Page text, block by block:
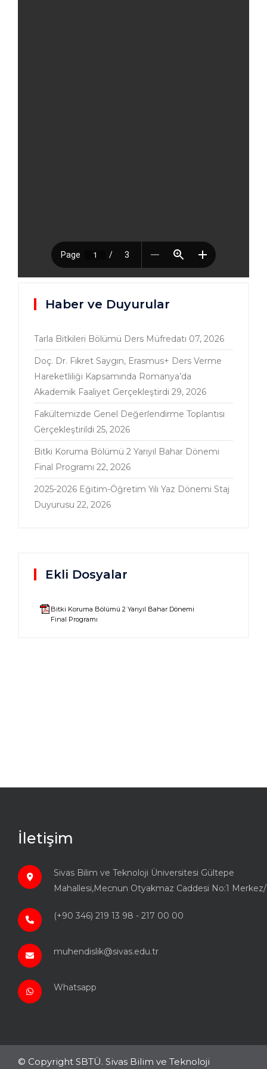
Haber ve Duyurular
Tarla Bitkileri Bölümü Ders Müfredatı 07, 2026
Doç. Dr. Fikret Saygın, Erasmus+ Ders Verme
Hareketliliği Kapsamında Romanya’da
Akademik Faaliyet Gerçekleştirdi 29, 2026
Fakültemizde Genel Değerlendirme Toplantısı
Gerçekleştirildi 25, 2026
Bitki Koruma Bölümü 2 Yarıyıl Bahar Dönemi
Final Programı 22, 2026
2025-2026 Eğitim-Öğretim Yılı Yaz Dönemi Staj
Duyurusu 22, 2026
Ekli Dosyalar
Bitki Koruma Bölümü 2 Yarıyıl Bahar Dönemi
Final Programı
İletişim
Sivas Bilim ve Teknoloji Üniversitesi Gültepe
Mahallesi,Mecnun Otyakmaz Caddesi No:1
(+90 346) 219 13 98 - 217 00 00
muhendislik@sivas.edu.tr
Whatsapp
© Copyright SBTÜ. Sivas Bilim ve Teknoloji